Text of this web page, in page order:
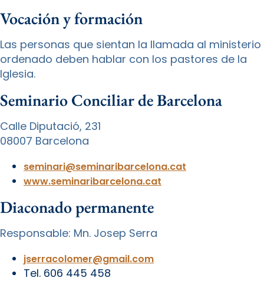
Vocación y formación
Las personas que sientan la llamada al ministerio
ordenado deben hablar con los pastores de la
Iglesia.
Seminario Conciliar de Barcelona
Calle Diputació, 231
08007 Barcelona
seminari@seminaribarcelona.cat
www.seminaribarcelona.cat
Diaconado permanente
Responsable: Mn. Josep Serra
jserracolomer@gmail.com
Tel. 606 445 458